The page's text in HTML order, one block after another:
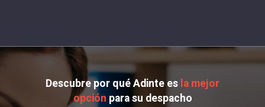
Descubre por qué Adinte es la mejor
opción para su despacho